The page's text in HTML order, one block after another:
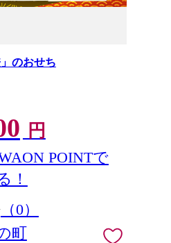
のおせち
円
POINTで
！
（0）
町